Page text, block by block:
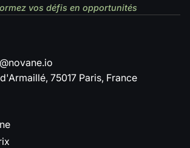
vos défis en opportunités
75017 Paris, France